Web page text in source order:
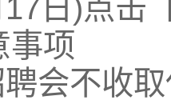
日)点击
事项
会不收